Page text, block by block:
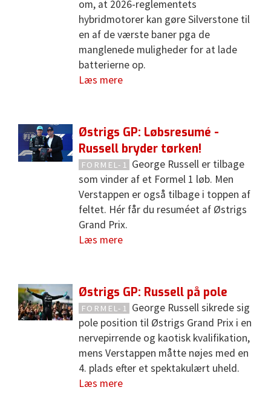
om, at 2026-reglementets
hybridmotorer kan gøre Silverstone til
en af de værste baner pga de
manglenede muligheder for at lade
batterierne op.
Læs mere
Østrigs GP: Løbsresumé -
Russell bryder tørken!
FORMEL-1 George Russell er tilbage
som vinder af et Formel 1 løb. Men
Verstappen er også tilbage i toppen af
feltet. Hér får du resuméet af Østrigs
Grand Prix.
Læs mere
Østrigs GP: Russell på pole
FORMEL-1 George Russell sikrede sig
pole position til Østrigs Grand Prix i en
nervepirrende og kaotisk kvalifikation,
mens Verstappen måtte nøjes med en
4. plads efter et spektakulært uheld.
Læs mere